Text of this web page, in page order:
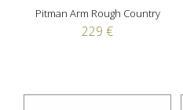
Pitman Arm Rough Country
229 €